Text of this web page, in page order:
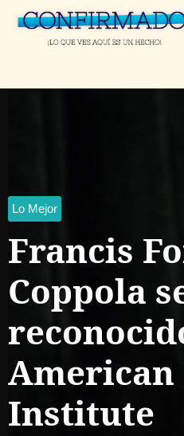
Lo Mejor
Francis
Coppola
Institute